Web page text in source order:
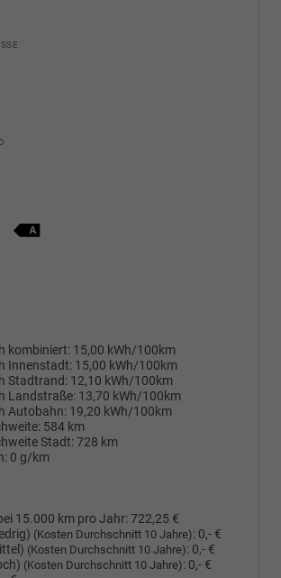
kombiniert: 15,00 kWh/100km
Innenstadt: 15,00 kWh/100km
Stadtrand: 12,10 kWh/100km
Landstraße: 13,70 kWh/100km
Autobahn: 19,20 kWh/100km
584 km
Stadt:728 km
0 g/km
15.000 km pro Jahr:722,25 €
(Kosten Durchschnitt 10 Jahre): 0,- €
(Kosten Durchschnitt 10 Jahre): 0,- €
(Kosten Durchschnitt 10 Jahre): 0,- €